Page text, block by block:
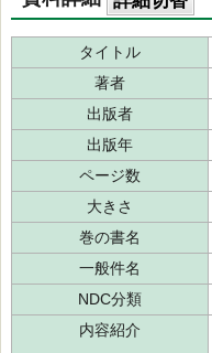
タイトル
著者
出版者
出版年
ページ数
大きさ
巻の書名
一般件名
NDC分類
内容紹介